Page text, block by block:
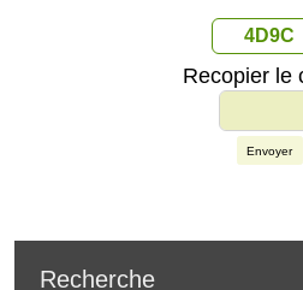
4D9C
Recopier le
Envoyer
Recherche